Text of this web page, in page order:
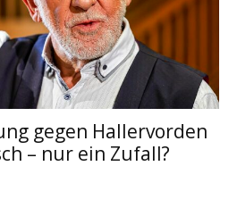
gegen Hallervorden
– nur ein Zufall?